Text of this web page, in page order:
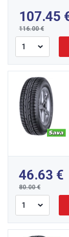
107.45
116.00
46.63
80.00